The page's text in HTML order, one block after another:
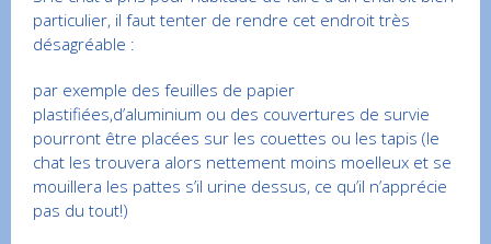
particulier, il faut tenter de rendre cet endroit très
désagréable :
par exemple des feuilles de papier
plastifiées,d’aluminium ou des couvertures de survie
pourront être placées sur les couettes ou les tapis (le
chat les trouvera alors nettement moins moelleux et se
mouillera les pattes s’il urine dessus, ce qu’il n’apprécie
pas du tout!)